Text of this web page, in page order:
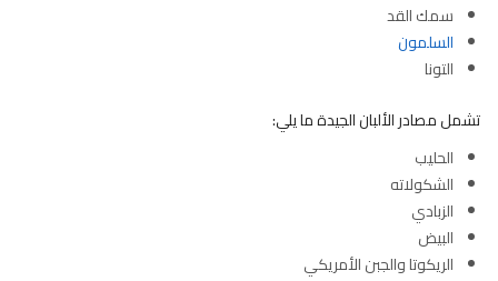
سمك القد
السلمون
التونا
تشمل مصادر الألبان الجيدة ما يلي:
الحليب
الشكولاته
الزبادي
البيض
الريكوتا والجبن الأمريكي